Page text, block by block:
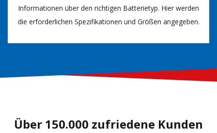
Informationen über den richtigen Batterietyp. Hier werden
die erforderlichen Spezifikationen und Größen angegeben.
Über 150.000 zufriedene Kunden